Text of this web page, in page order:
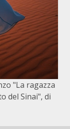
"La ragazza
del Sinai", di